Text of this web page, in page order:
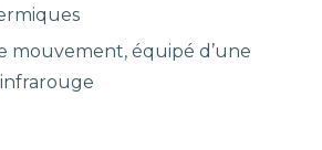
mouvement, équipé d’une